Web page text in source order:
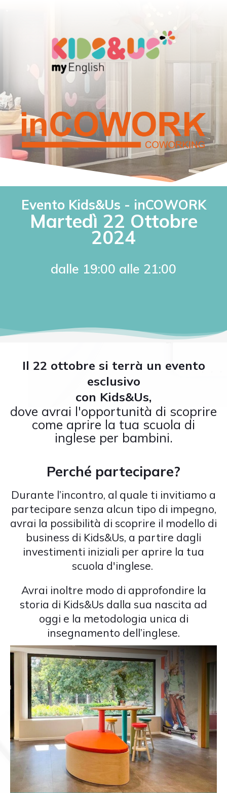
Evento Kids&Us - inCOWORK
Martedì 22 Ottobre
2024
dalle 19:00 alle 21:00
Il 22 ottobre si terrà un evento
esclusivo
con Kids&Us,
dove avrai l'opportunità di scoprire
come aprire la tua scuola di
inglese per bambini.
Perché partecipare?
Durante l’incontro, al quale ti invitiamo a
partecipare senza alcun tipo di impegno,
avrai la possibilità di scoprire il modello di
business di Kids&Us, a partire dagli
investimenti iniziali per aprire la tua
scuola d'inglese.
Avrai inoltre modo di approfondire la
storia di Kids&Us dalla sua nascita ad
oggi e la metodologia unica di
insegnamento dell’inglese.